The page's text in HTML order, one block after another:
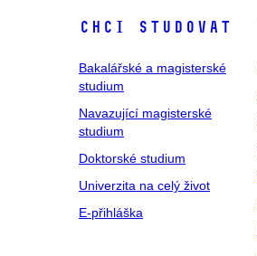
Chci studovat
Bakalářské a magisterské
studium
Navazující magisterské
studium
Doktorské studium
Univerzita na celý život
E-přihláška